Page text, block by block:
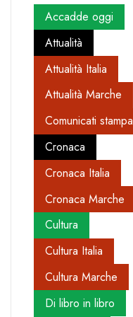
Accadde oggi
Attualità
Attualità Italia
Attualità Marche
Comunicati stampa
Cronaca
Cronaca Italia
Cronaca Marche
Cultura
Cultura Italia
Cultura Marche
Di libro in libro